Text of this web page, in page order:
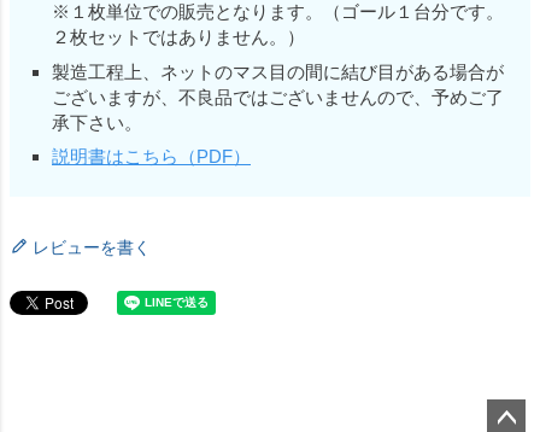
※１枚単位での販売となります。（ゴール１台分です。
２枚セットではありません。）
製造工程上、ネットのマス目の間に結び目がある場合が
ございますが、不良品ではございませんので、予めご了
承下さい。
説明書はこちら（PDF）
レビューを書く